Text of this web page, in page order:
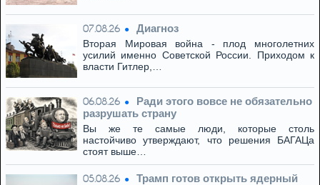
07.08.26 Диагноз
Вторая Мировая война - плод многолетних
усилий именно Советской России. Приходом к
власти Гитлер,…
06.08.26
Ради этого вовсе не обязательно
разрушать страну
Вы же те самые люди, которые столь
настойчиво утверждают, что решения БАГАЦа
стоят выше…
05.08.26
Трамп готов открыть ядерный